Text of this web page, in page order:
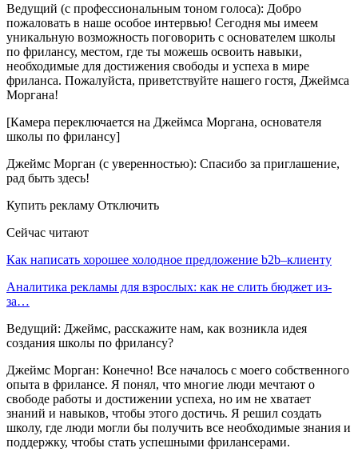
Ведущий (с профессиональным тоном голоса): Добро
пожаловать в наше особое интервью! Сегодня мы имеем
уникальную возможность поговорить с основателем школы
по фрилансу, местом, где ты можешь освоить навыки,
необходимые для достижения свободы и успеха в мире
фриланса. Пожалуйста, приветствуйте нашего гостя, Джеймса
Моргана!
[Камера переключается на Джеймса Моргана, основателя
школы по фрилансу]
Джеймс Морган (с уверенностью): Спасибо за приглашение,
рад быть здесь!
Купить рекламу Отключить
Сейчас читают
Как написать хорошее холодное предложение b2b–клиенту
Аналитика рекламы для взрослых: как не слить бюджет из-
за…
Ведущий: Джеймс, расскажите нам, как возникла идея
создания школы по фрилансу?
Джеймс Морган: Конечно! Все началось с моего собственного
опыта в фрилансе. Я понял, что многие люди мечтают о
свободе работы и достижении успеха, но им не хватает
знаний и навыков, чтобы этого достичь. Я решил создать
школу, где люди могли бы получить все необходимые знания и
поддержку, чтобы стать успешными фрилансерами.